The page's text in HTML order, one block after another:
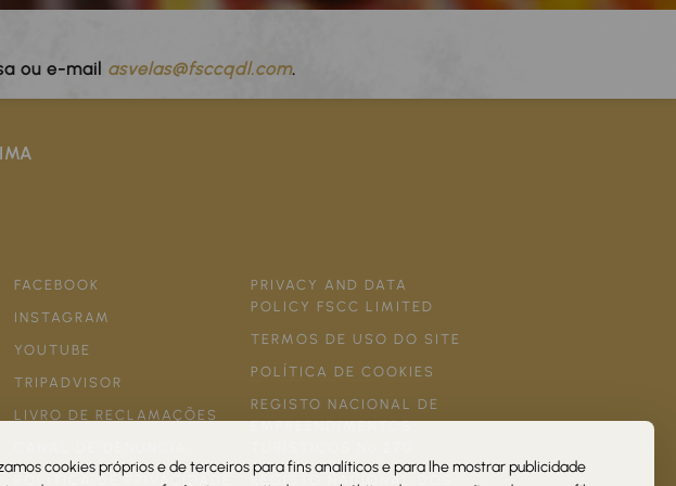
ou e-mail asvelas@fsccqdl.com.
FACEBOOK
INSTAGRAM
YOUTUBE
TRIPADVISOR
LIVRO DE RECLAMAÇÕES
POLÍTICA DE PRIVACIDADE
PRIVACY AND DATA
POLICY FSCC LIMITED
TERMOS DE USO DO SITE
POLÍTICA DE COOKIES
REGISTO NACIONAL DE
EMPREENDIMENTOS
REGISTO NACIONAL DOS
cookies próprios e de terceiros para fins analíticos e para lhe mostrar publicidade